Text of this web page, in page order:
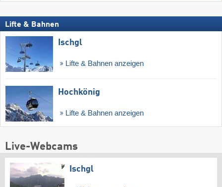
Lifte & Bahnen
Ischgl
Lifte & Bahnen anzeigen
Hochkönig
Lifte & Bahnen anzeigen
Live-Webcams
Ischgl